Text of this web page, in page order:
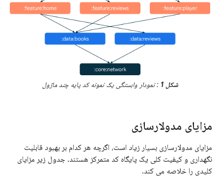
شکل 1 : نمودار وابستگی یک نمونه کد پایه چند ماژول
مزایای مدولارسازی
مزایای مدولارسازی بسیار زیاد است، اگرچه هر کدام بر بهبود قابلیت
نگهداری و کیفیت کلی یک پایگاه کد متمرکز هستند. جدول زیر مزایای
کلیدی را خلاصه می کند.